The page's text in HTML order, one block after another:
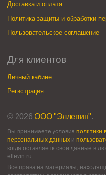
Доставка и оплата
Политика защиты и обработки
Пользовательское соглашение
Для клиентов
Личный кабинет
Регистрация
© 2026 ООО "Эллевин".
Вы принимаете условия политики
персональных данных и
когда оставляете свои данные в
ellevin.ru.
Все права на материалы,